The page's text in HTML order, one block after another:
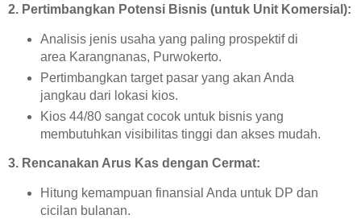
2. Pertimbangkan Potensi Bisnis (untuk Unit Komersial):
Analisis jenis usaha yang paling prospektif di
area Karangnanas, Purwokerto.
Pertimbangkan target pasar yang akan Anda
jangkau dari lokasi kios.
Kios 44/80 sangat cocok untuk bisnis yang
membutuhkan visibilitas tinggi dan akses mudah.
3. Rencanakan Arus Kas dengan Cermat:
Hitung kemampuan finansial Anda untuk DP dan
cicilan bulanan.